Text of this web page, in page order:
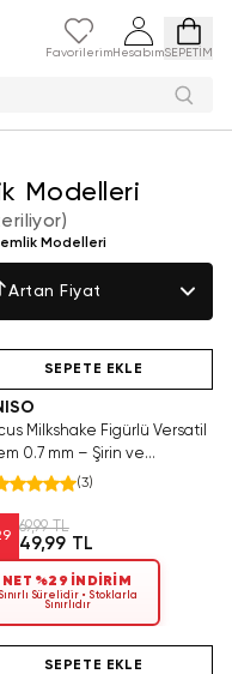
Favorilerim HesabımSEPETİM
Modelleri
)
Modelleri
Artan Fiyat
SEPETE EKLE
Milkshake Figürlü Versatil
0.7 mm – Şirin ve
(3)
69,99 TL
49,99 TL
NET %29 İNDİRİM
Sınırlı Sürelidir • Stoklarla
Sınırlıdır
SEPETE EKLE